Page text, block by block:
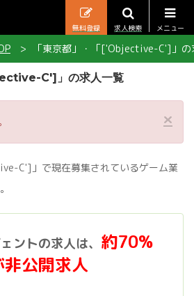
メニュー
求人検索
無料登録
「東京都」・「['Objective-C']」の
C']」の求人一覧
×
C']」で現在募集されているゲーム業
ントの求人は、 約70%
非公開求人